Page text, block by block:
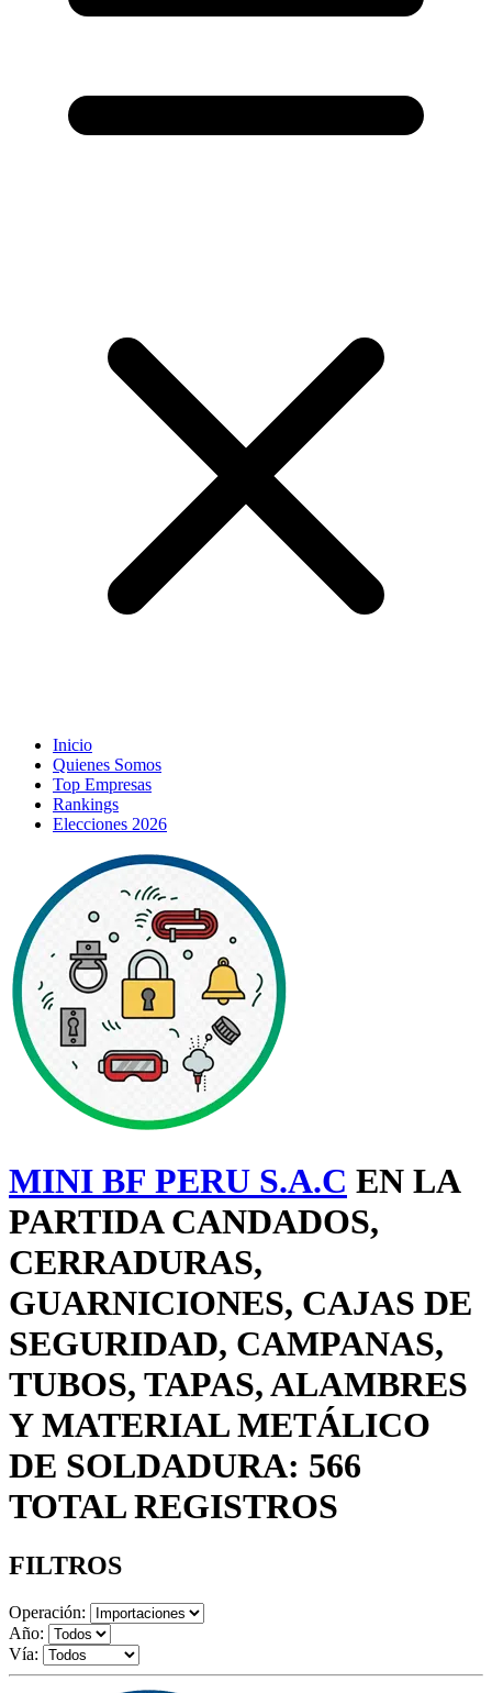
Inicio
Quienes Somos
Top Empresas
Rankings
Elecciones 2026
MINI BF PERU S.A.C EN LA
PARTIDA CANDADOS,
CERRADURAS,
GUARNICIONES, CAJAS DE
SEGURIDAD, CAMPANAS,
TUBOS, TAPAS, ALAMBRES
Y MATERIAL METÁLICO
DE SOLDADURA: 566
TOTAL REGISTROS
FILTROS
Operación:
Año:
Vía: